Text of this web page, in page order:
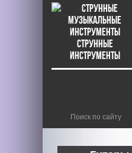
Струнные
инструменты